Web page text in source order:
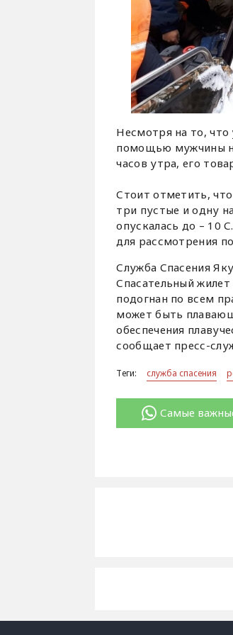
Несмотря на то, что
помощью мужчины
часов утра, его
Стоит отметить,
три пустые и одну
опускалась до – 10
для рассмотрения
Служба Спасения
Спасательный
подогнан по всем
может быть
обеспечения
сообщает пресс-
Теги: служба спасения
Самые